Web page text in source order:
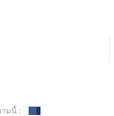
มนี้ : 0